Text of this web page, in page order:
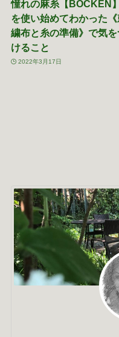
憧れの麻糸【BOCKEN】
を使い始めてわかった《
繍布と糸の準備》で気を
けること
2022年3月17日